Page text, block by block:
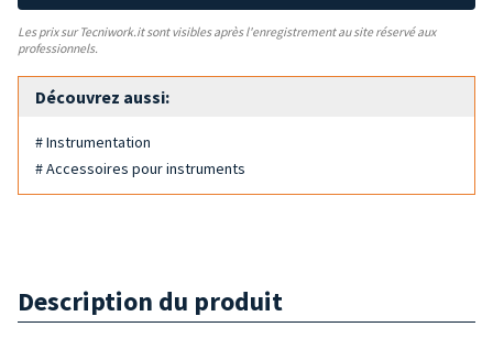
Les prix sur Tecniwork.it sont visibles après l'enregistrement au site réservé aux
professionnels.
Découvrez aussi:
# Instrumentation
# Accessoires pour instruments
Description du produit